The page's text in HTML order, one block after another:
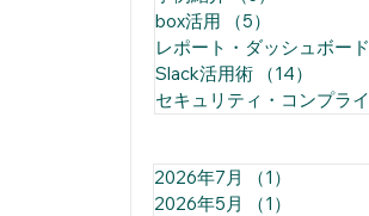
box活用
（5）
レポート・ダッシュボード
Slack活用術
（14）
2026年7月 （1）
2026年5月
（1）